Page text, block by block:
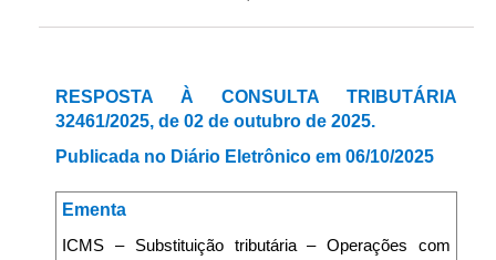
RESPOSTA À CONSULTA TRIBUTÁRIA
32461/2025, de 02 de outubro de 2025.
Publicada no Diário Eletrônico em 06/10/2025
Ementa
ICMS – Substituição tributária – Operações com